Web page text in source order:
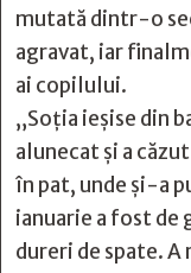
mutată dintr-o
agravat, iar
ai copilului.
„Soția ieșise din
alunecat și a
în pat, unde și-a
ianuarie a fost de
dureri de spate. A